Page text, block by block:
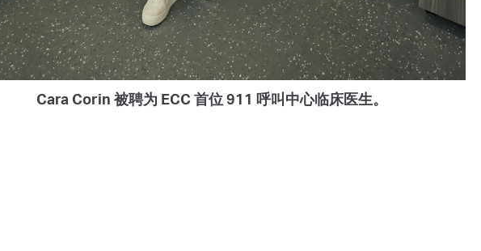
Cara Corin 被聘为 ECC 首位 911 呼叫中心临床医生。